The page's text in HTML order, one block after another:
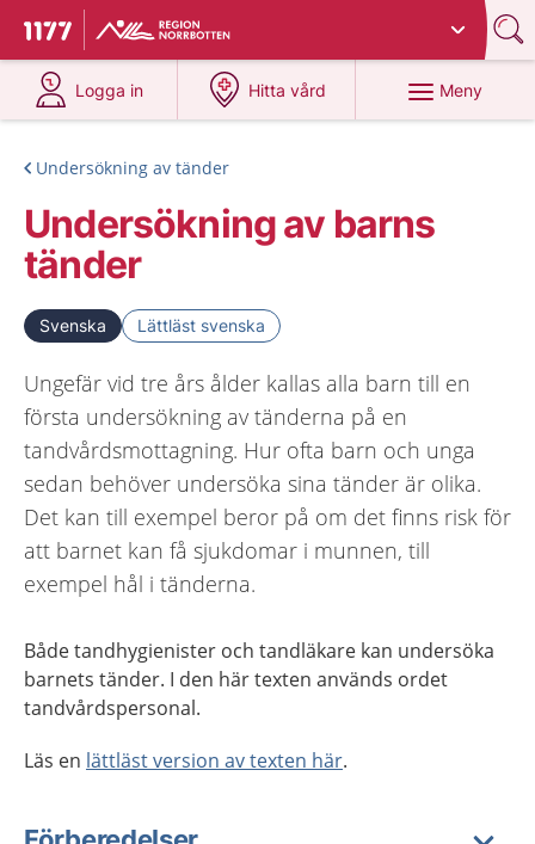
Till startsidan för 1177
Du har valt region
Logga in
på 1177.se
Hitta vård
på 1177.se
Meny
Undersökning av tänder
Undersökning av barns
tänder
Svenska Lättläst svenska
Ungefär vid tre års ålder kallas alla barn till en
första undersökning av tänderna på en
tandvårdsmottagning. Hur ofta barn och unga
sedan behöver undersöka sina tänder är olika.
Det kan till exempel beror på om det finns risk för
att barnet kan få sjukdomar i munnen, till
exempel hål i tänderna.
Både tandhygienister och tandläkare kan undersöka
barnets tänder. I den här texten används ordet
tandvårdspersonal.
Läs en lättläst version av texten här.